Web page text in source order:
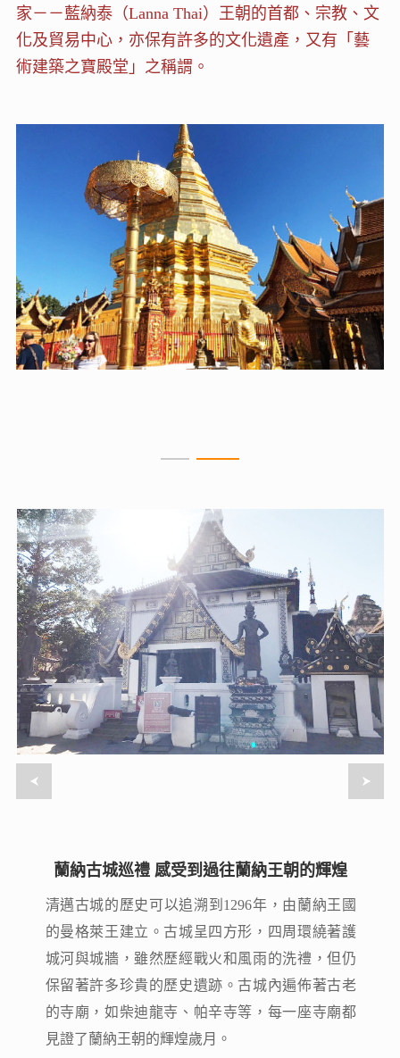
家－－藍納泰（Lanna Thai）王朝的首都、宗教、文
化及貿易中心，亦保有許多的文化遺產，又有「藝
術建築之寶殿堂」之稱謂。
蘭納古城巡禮 感受到過往蘭納王朝的輝煌
清邁古城的歷史可以追溯到1296年，由蘭納王國
的曼格萊王建立。古城呈四方形，四周環繞著護
城河與城牆，雖然歷經戰火和風雨的洗禮，但仍
保留著許多珍貴的歷史遺跡。古城內遍佈著古老
的寺廟，如柴迪龍寺、帕辛寺等，每一座寺廟都
見證了蘭納王朝的輝煌歲月。
蘭納古城巡禮 感受到過往蘭納王朝的輝煌
清邁古城的歷史可以追溯到1296年，由蘭納王國
的曼格萊王建立。古城呈四方形，四周環繞著護
城河與城牆，雖然歷經戰火和風雨的洗禮，但仍
保留著許多珍貴的歷史遺跡。古城內遍佈著古老
的寺廟，如柴迪龍寺、帕辛寺等，每一座寺廟都
見證了蘭納王朝的輝煌歲月。